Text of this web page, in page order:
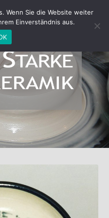
Wenn Sie die Website weiter
Einverständnis aus.